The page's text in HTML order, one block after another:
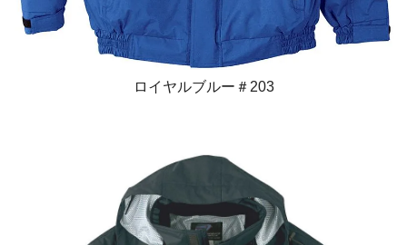
ロイヤルブルー＃203